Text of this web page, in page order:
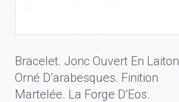
Bracelet. Jonc Ouvert En Laiton
Orné D’arabesques. Finition
Martelée. La Forge D’Eos.